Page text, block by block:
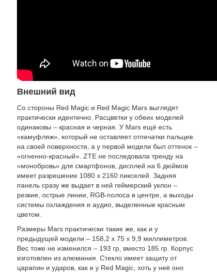
Внешний вид
Со стороны Red Magic и Red Magic Mars выглядят
практически идентично. Расцветки у обеих моделей
одинаковы – красная и черная. У Mars ещё есть
«камуфляж», который не оставляет отпечатки пальцев
на своей поверхности, а у первой модели был оттенок –
«огненно-красный». ZTE не последовала тренду на
«монобровь» для смартфонов, дисплей на 6 дюймов
имеет разрешение 1080 х 2160 пикселей. Задняя
панель сразу же выдает в ней геймерский уклон –
резкие, острые линии, RGB-полоса в центре, а выходы
системы охлаждения и аудио, выделенные красным
цветом.
Размеры Mars практически такие же, как и у
предыдущей модели – 158,2 х 75 х 9,9 миллиметров.
Вес тоже не изменился – 193 гр, вместо 185 гр. Корпус
изготовлен из алюминия. Стекло имеет защиту от
царапин и ударов, как и у Red Magic, хоть у неё оно